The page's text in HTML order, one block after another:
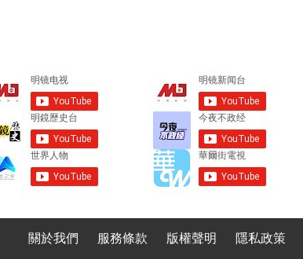
關於我們 服務條款 版權聲明 隱私政策